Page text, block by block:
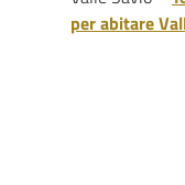
per abitare